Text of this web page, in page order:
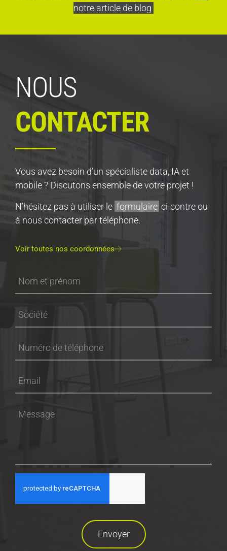
notre article de blog
NOUS
CONTACTER
Vous avez besoin d’un spécialiste data, IA et
mobile ? Discutons ensemble de votre projet !
N’hésitez pas à utiliser le formulaire ci-contre ou
à nous contacter par téléphone.
Voir toutes nos coordonnées
Envoyer